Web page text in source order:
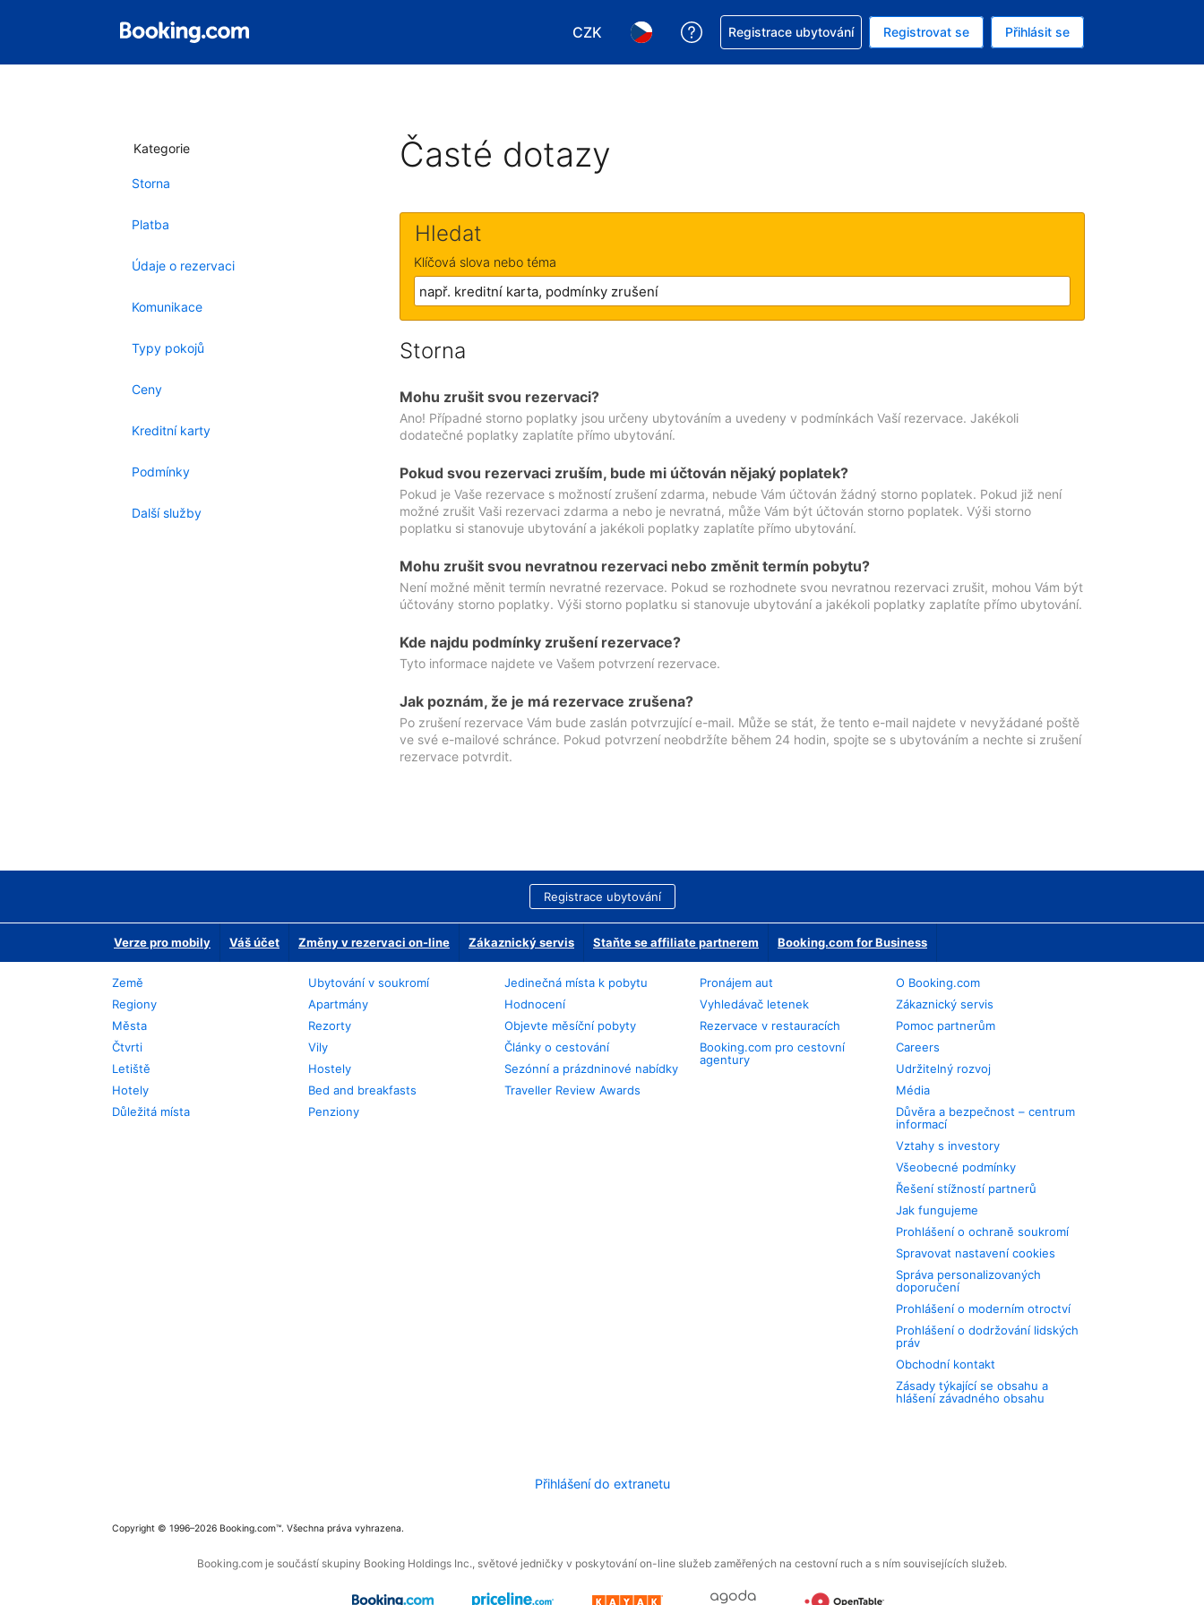
CZK
Vyberte si měnu. Aktuálně zvolená měna: Česká koruna
Vyberte si jazyk. Aktuálně zvolený jazyk: V češtině
Asistence s rezervací
Registrace ubytování Registrovat se Přihlásit se
Kategorie
Storna
Platba
Údaje o rezervaci
Komunikace
Typy pokojů
Ceny
Kreditní karty
Podmínky
Další služby
Časté dotazy
Hledat
Klíčová slova nebo téma
Storna
Mohu zrušit svou rezervaci?
Ano! Případné storno poplatky jsou určeny ubytováním a uvedeny v podmínkách Vaší rezervace. Jakékoli
dodatečné poplatky zaplatíte přímo ubytování.
Pokud svou rezervaci zruším, bude mi účtován nějaký poplatek?
Pokud je Vaše rezervace s možností zrušení zdarma, nebude Vám účtován žádný storno poplatek. Pokud již není
možné zrušit Vaši rezervaci zdarma a nebo je nevratná, může Vám být účtován storno poplatek. Výši storno
poplatku si stanovuje ubytování a jakékoli poplatky zaplatíte přímo ubytování.
Mohu zrušit svou nevratnou rezervaci nebo změnit termín pobytu?
Není možné měnit termín nevratné rezervace. Pokud se rozhodnete svou nevratnou rezervaci zrušit, mohou Vám být
účtovány storno poplatky. Výši storno poplatku si stanovuje ubytování a jakékoli poplatky zaplatíte přímo ubytování.
Kde najdu podmínky zrušení rezervace?
Tyto informace najdete ve Vašem potvrzení rezervace.
Jak poznám, že je má rezervace zrušena?
Po zrušení rezervace Vám bude zaslán potvrzující e-mail. Může se stát, že tento e-mail najdete v nevyžádané poště
ve své e-mailové schránce. Pokud potvrzení neobdržíte během 24 hodin, spojte se s ubytováním a nechte si zrušení
rezervace potvrdit.
Registrace ubytování
Verze pro mobily Váš účet Změny v rezervaci on-line Zákaznický servis Staňte se affiliate partnerem Booking.com for Business
Země
Regiony
Města
Čtvrti
Letiště
Hotely
Důležitá místa
Ubytování v soukromí
Apartmány
Rezorty
Vily
Hostely
Bed and breakfasts
Penziony
Jedinečná místa k pobytu
Hodnocení
Objevte měsíční pobyty
Články o cestování
Sezónní a prázdninové nabídky
Traveller Review Awards
Pronájem aut
Vyhledávač letenek
Rezervace v restauracích
Booking.com pro cestovní
agentury
O Booking.com
Zákaznický servis
Pomoc partnerům
Careers
Udržitelný rozvoj
Média
Důvěra a bezpečnost – centrum
informací
Vztahy s investory
Všeobecné podmínky
Řešení stížností partnerů
Jak fungujeme
Prohlášení o ochraně soukromí
Spravovat nastavení cookies
Správa personalizovaných
doporučení
Prohlášení o moderním otroctví
Prohlášení o dodržování lidských
práv
Obchodní kontakt
Zásady týkající se obsahu a
hlášení závadného obsahu
Přihlášení do extranetu
Copyright © 1996–2026 Booking.com™. Všechna práva vyhrazena.
Booking.com je součástí skupiny Booking Holdings Inc., světové jedničky v poskytování on-line služeb zaměřených na cestovní ruch a s ním souvisejících služeb.